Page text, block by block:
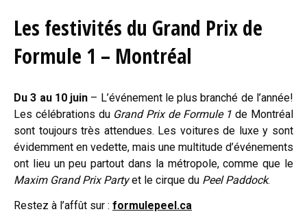
Les festivités du Grand Prix de
Formule 1 – Montréal
Du 3 au 10 juin – L’événement le plus branché de l’année!
Les célébrations du Grand Prix de Formule 1 de Montréal
sont toujours très attendues. Les voitures de luxe y sont
évidemment en vedette, mais une multitude d’événements
ont lieu un peu partout dans la métropole, comme que le
Maxim Grand Prix Partyet le cirque du Peel Paddock.
Restez à l’affût sur : formulepeel.ca